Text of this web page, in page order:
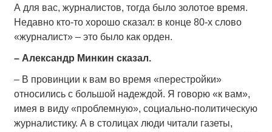
А для вас, журналистов, тогда было золотое время.
Недавно кто-то хорошо сказал: в конце 80-х слово
«журналист» – это было как орден.
– Александр Минкин сказал.
– В провинции к вам во время «перестройки»
относились с большой надеждой. Я говорю «к вам»,
имея в виду «проблемную», социально-политическую
журналистику. А в столицах люди читали газеты,